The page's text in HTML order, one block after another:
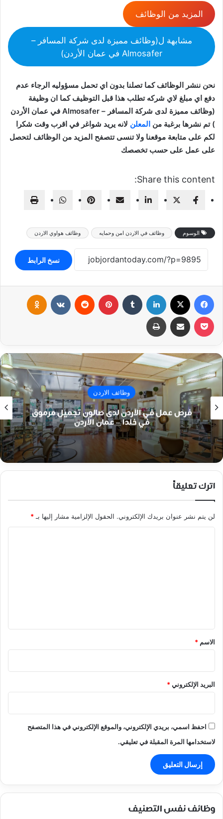
المزيد من الوظائف
مشابهة ل(وظائف مميزة لدى شركة المسافر –
Almosafer في عمان الأردن)
نحن ننشر الوظائف كما تصلنا بدون اي تحمل مسؤوليه الرجاء عدم
دفع اي مبلغ لاي شركه تطلب هذا قبل التوظيف كما ان وظيفة
(وظائف مميزة لدى شركة المسافر – Almosafer في عمان الأردن
) تم نشرها برغبة من المعلن لانه يريد شواغر في اقرب وقت شكرا
لكم على متابعة موقعنا ولا تنسى تتصفح المزيد من الوظائف لتحصل
على عمل على حسب تخصصك
Share this content:
الوسوم وظائف في الاردن امن وحمايه وظائف هواوي الاردن
نسخ الرابط
فيسبوك لينكدإن بينتيريست
‫Pocket مشاركة عبر البريد طباعة
وظائف الاردن
فرص عمل في الأردن لدى صالون تجميل مرموق
في خلدا – عمان الأردن
اترك تعليقاً
لن يتم نشر عنوان بريدك الإلكتروني. الحقول الإلزامية مشار إليها بـ *
*
الاسم *
البريد الإلكتروني*
احفظ اسمي، بريدي الإلكتروني، والموقع الإلكتروني في هذا المتصفح
لاستخدامها المرة المقبلة في تعليقي.
وظائف نفس التصنيف